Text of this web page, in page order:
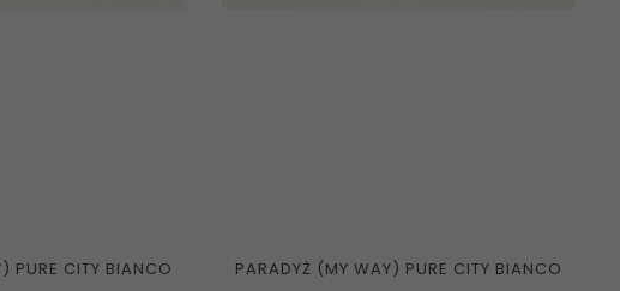
PURE CITY BIANCO
PARADYŻ (MY WAY) PURE CITY BIANCO